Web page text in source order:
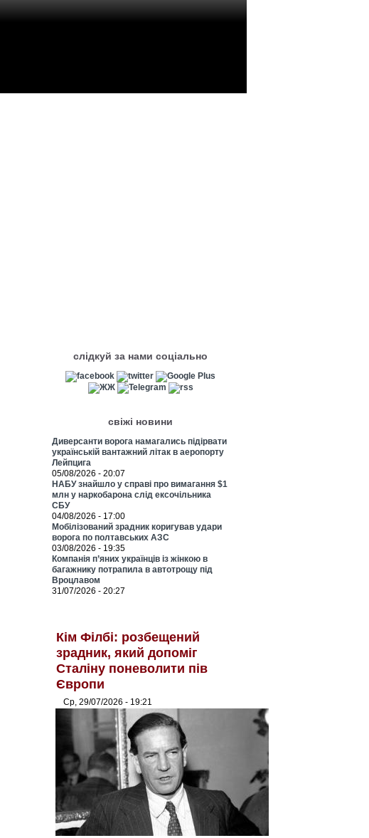
слідкуй за нами соціально
свіжі новини
Диверсанти ворога намагались підірвати
українській вантажний літак в аеропорту
Лейпцига
05/08/2026 - 20:07
НАБУ знайшло у справі про вимагання $1
млн у наркобарона слід ексочільника
СБУ
04/08/2026 - 17:00
Мобілізований зрадник коригував удари
ворога по полтавських АЗС
03/08/2026 - 19:35
Компанія п’яних українців із жінкою в
багажнику потрапила в автотрощу під
Вроцлавом
31/07/2026 - 20:27
Кім Філбі: розбещений
зрадник, який допоміг
Сталіну поневолити пів
Європи
Ср, 29/07/2026 - 19:21